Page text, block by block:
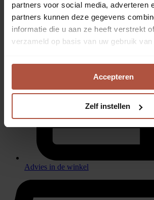
partners voor social media, adverteren
partners kunnen deze gegevens
informatie die u aan ze heeft verstrekt
verzameld op basis van uw gebruik
Accepteren
Zelf instellen
Advies in de winkel